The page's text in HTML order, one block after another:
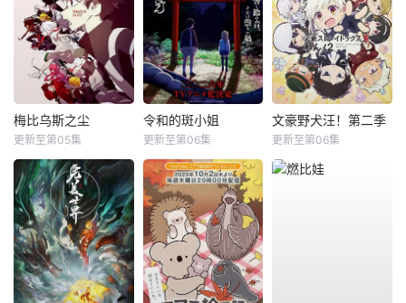
梅比乌斯之尘
更新至第05集
令和的斑小姐
更新至第06集
文豪野犬汪！第二季
更新至第06集